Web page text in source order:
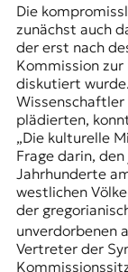
z
z
u
O
s
t
e
u
r
o
p
a
Die
zunächst auch
der erst nach
Kommission
diskutiert
plädierten,
„Die kulturelle
Frage darin,
Jahrhunderte
westlichen
der
unverdorbenen
Vertreter der